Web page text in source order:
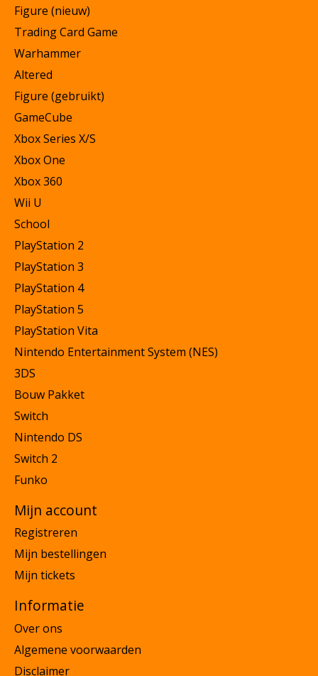
Figure (nieuw)
Trading Card Game
Warhammer
Altered
Figure (gebruikt)
GameCube
Xbox Series X/S
Xbox One
Xbox 360
Wii U
School
PlayStation 2
PlayStation 3
PlayStation 4
PlayStation 5
PlayStation Vita
Nintendo Entertainment System (NES)
3DS
Bouw Pakket
Switch
Nintendo DS
Switch 2
Funko
Mijn account
Registreren
Mijn bestellingen
Mijn tickets
Informatie
Over ons
Algemene voorwaarden
Disclaimer